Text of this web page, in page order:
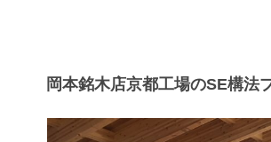
岡本銘木店京都工場のSE構法